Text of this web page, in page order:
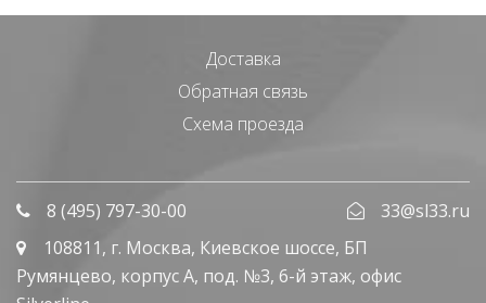
Доставка
Обратная связь
Схема проезда
8 (495) 797-30-00
33@sl33.ru
108811, г. Москва, Киевское шоссе, БП
Румянцево, корпус А, под. №3, 6-й этаж, офис